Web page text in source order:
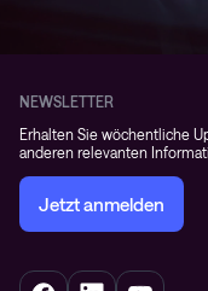
NEWSLETTER
Erhalten Sie wöchentliche
anderen relevanten
Jetzt anmelden